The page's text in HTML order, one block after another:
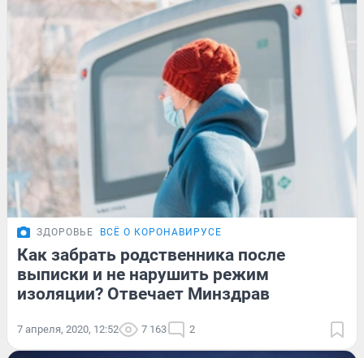
ЗДОРОВЬЕ ВСЁ О КОРОНАВИРУСЕ
Как забрать родственника после
выписки и не нарушить режим
изоляции? Отвечает Минздрав
7 апреля, 2020, 12:52 7 163 2